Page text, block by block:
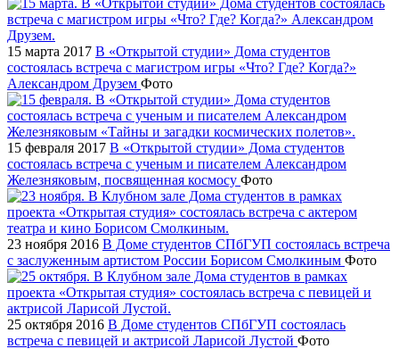
15 марта 2017 В «Открытой студии» Дома студентов
состоялась встреча с магистром игры «Что? Где? Когда?»
Александром Друзем Фото
15 февраля 2017 В «Открытой студии» Дома студентов
состоялась встреча с ученым и писателем Александром
Железняковым, посвященная космосу Фото
23 ноября 2016 В Доме студентов СПбГУП состоялась встреча
с заслуженным артистом России Борисом Смолкиным Фото
25 октября 2016 В Доме студентов СПбГУП состоялась
встреча с певицей и актрисой Ларисой Лустой Фото